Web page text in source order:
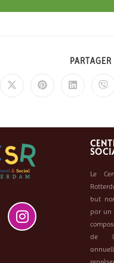
Le
but
par un
de